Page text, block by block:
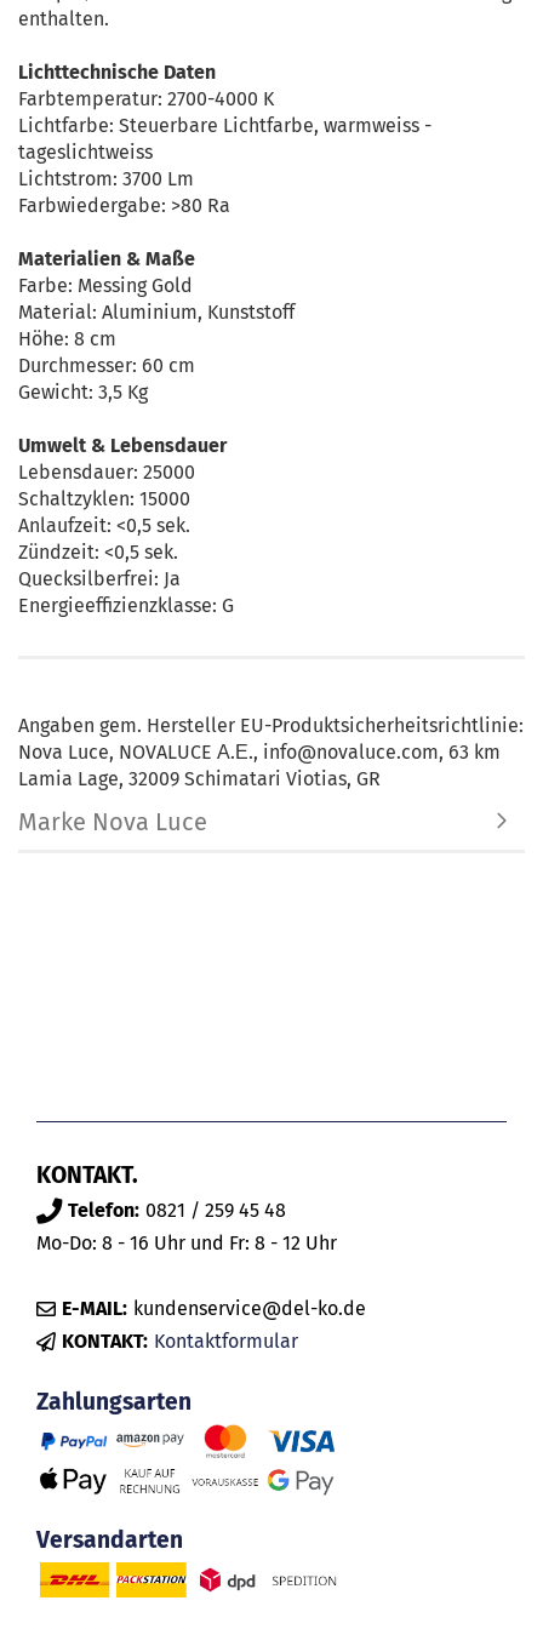
enthalten.
Lichttechnische Daten
Farbtemperatur: 2700-4000 K
Lichtfarbe: Steuerbare Lichtfarbe, warmweiss -
tageslichtweiss
Lichtstrom: 3700 Lm
Farbwiedergabe: >80 Ra
Materialien & Maße
Farbe: Messing Gold
Material: Aluminium, Kunststoff
Höhe: 8 cm
Durchmesser: 60 cm
Gewicht: 3,5 Kg
Umwelt & Lebensdauer
Lebensdauer: 25000
Schaltzyklen: 15000
Anlaufzeit: <0,5 sek.
Zündzeit: <0,5 sek.
Quecksilberfrei: Ja
Energieeffizienzklasse: G
Angaben gem. Hersteller EU-Produktsicherheitsrichtlinie:
Nova Luce, NOVALUCE Α.Ε., info@novaluce.com, 63 km
Lamia Lage, 32009 Schimatari Viotias, GR
Marke Nova Luce
KONTAKT.
Telefon: 0821 / 259 45 48
Mo-Do: 8 - 16 Uhr und Fr: 8 - 12 Uhr
E-MAIL: kundenservice@del-ko.de
KONTAKT: Kontaktformular
Zahlungsarten
Versandarten